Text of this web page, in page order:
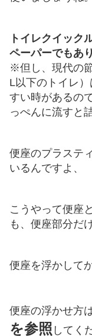
トイレクイック
ペーパーでもあ
※但し、現代の
L以下のトイレ
すい時があるの
っぺんに流すと
便座のプラステ
いるんですよ、
こうやって便座
も、便座部分だ
便座を浮かして
便座の浮かせ方
を参照 してく